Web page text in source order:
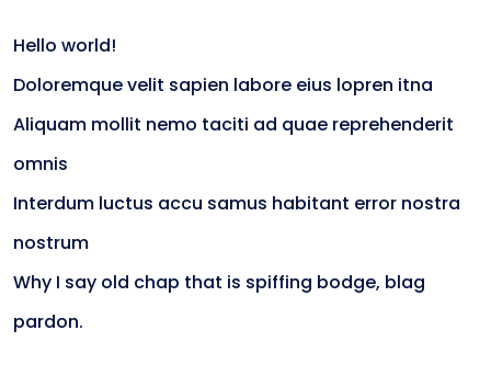
Hello world!
Doloremque velit sapien labore eius lopren itna
Aliquam mollit nemo taciti ad quae reprehenderit
omnis
Interdum luctus accu samus habitant error nostra
nostrum
Why I say old chap that is spiffing bodge, blag
pardon.